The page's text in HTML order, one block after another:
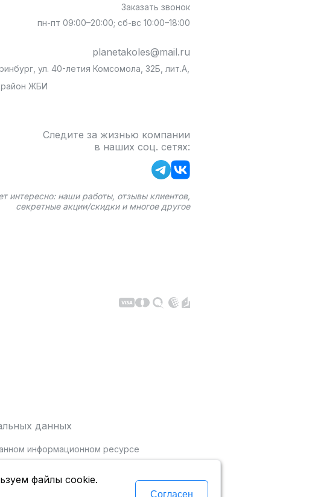
Заказать звонок
пн-пт 09:00–20:00; сб-вс 10:00–18:00
planetakoles@mail.ru
ул. 40-летия Комсомола, 32Б, лит.А,
ЖБИ
Следите за жизнью компании
в наших соц. сетях:
интересно: наши работы, отзывы клиентов,
секретные акции/скидки и многое другое
данных
информационном ресурсе
файлы cookie.
Согласен